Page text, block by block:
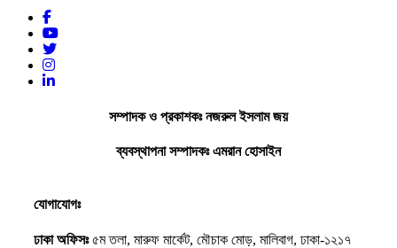
সম্পাদক ও প্রকাশকঃ নজরুল ইসলাম জয়
ব্যবস্থাপনা সম্পাদকঃ এমরান হোসাইন
যোগাযোগঃ
ঢাকা অফিসঃ৫ম তলা, মারুফ মার্কেট, মৌচাক মোড়, মালিবাগ, ঢাকা-১২১৭